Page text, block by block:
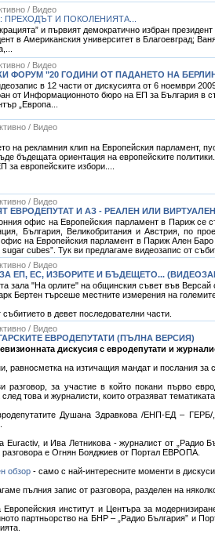
/ Видео
ПРЕХОДЪТ И ПОКОЛЕНИЯТА...
и първият демократично избран
в Американския университет в Благоевград;
/ Видео
ФОРУМ "20 ГОДИНИ ОТ ПАДАНЕТО НА
в 12 части от дискусията от 6 ноември
от Информационното бюро на ЕП за България в
„Европа...
/ Видео
на рекламния клип на Европейския парламент,
бъдещата ориентация на европейските
европейските избори....
/ Видео
ЕВРОДЕПУТАТ И АЗ - РЕАЛЕН ИЛИ
офис на Европейския парламент в Париж се
България, Великобритания и Австрия, по
на Европейския парламент в Париж Ален
cubes”. Тук ви предлагаме видеозапис от
/ Видео
ЕП, ЕС, ИЗБОРИТЕ И БЪДЕЩЕТО...
зала "На орлите" на общинския съвет във
Бертен търсеше местните измерения на
в девет последователни части.
/ Видео
ЕВРОДЕПУТАТИ (ПЪЛНА ВЕРСИЯ)
дискусия с евродепутати и
равносметка на изтичащия мандат и послания за
за участие в който покани първо
това и журналисти, които отразяват тематиката.
Душана Здравкова /ЕНП-ЕД –
Euractiv, и Ива Летникова - журналист от
разговора е Огнян Бояджиев от Портал ЕВРОПА.
обзор - само с най-интересните моменти в
пълния запис от разговора, разделен на
Европейския институт и Центъра за
партньорство на БНР – „Радио България” и